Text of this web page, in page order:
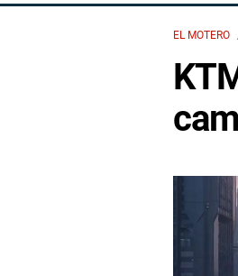
EL MOTERO